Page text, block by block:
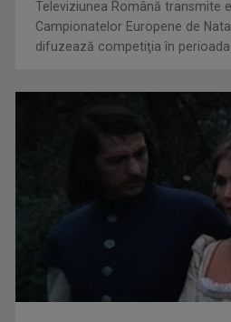
„Cerul” trupei Proconsul – a
concursul „Cerbul ...
Televiziunea Română transmite
Campionatelor Europene de
difuzează competiţia în perioada